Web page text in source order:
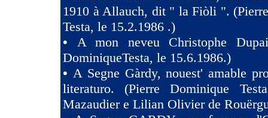
1910 à Allauch, dit " la Fiòli ".
Testa, le 15.2.1986 .)
• A mon neveu Christophe
DominiqueTesta, le 15.6.1986.)
• A Segne Gàrdy, nouest' amable
literaturo. (Pierre Dominique
Mazaudier e Lilian Olivier de